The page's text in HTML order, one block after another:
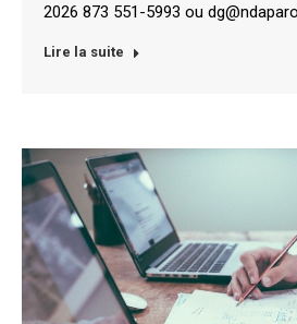
2026 873 551-5993 ou
Lire la suite